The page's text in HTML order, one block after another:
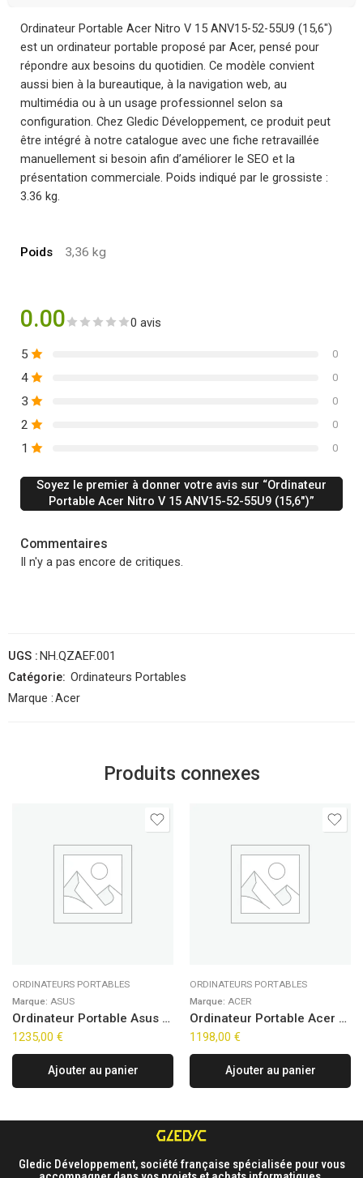
Ordinateur Portable Acer Nitro V 15 ANV15-52-55U9 (15,6″)
est un ordinateur portable proposé par Acer, pensé pour
répondre aux besoins du quotidien. Ce modèle convient
aussi bien à la bureautique, à la navigation web, au
multimédia ou à un usage professionnel selon sa
configuration. Chez Gledic Développement, ce produit peut
être intégré à notre catalogue avec une fiche retravaillée
manuellement si besoin afin d’améliorer le SEO et la
présentation commerciale. Poids indiqué par le grossiste :
3.36 kg.
Poids 3,36 kg
0.00 0 avis
5 0
4 0
3 0
2 0
1 0
Soyez le premier à donner votre avis sur “Ordinateur
Portable Acer Nitro V 15 ANV15-52-55U9 (15,6″)”
Commentaires
Il n'y a pas encore de critiques.
UGS : NH.QZAEF.001
Catégorie: Ordinateurs Portables
Marque :Acer
Produits connexes
ORDINATEURS PORTABLES
Marque: ASUS
Ordinateur Portable Asus VivoBook S14 M3407KA-DRSF046W (14″)
1235,00 €
Ajouter au panier
ORDINATEURS PORTABLES
Marque: ACER
Ordinateur Portable Acer Aspire Go 15 AG15-72P-76GL (15,6″)
1198,00 €
Ajouter au panier
Gledic Développement, société française spécialisée pour vous